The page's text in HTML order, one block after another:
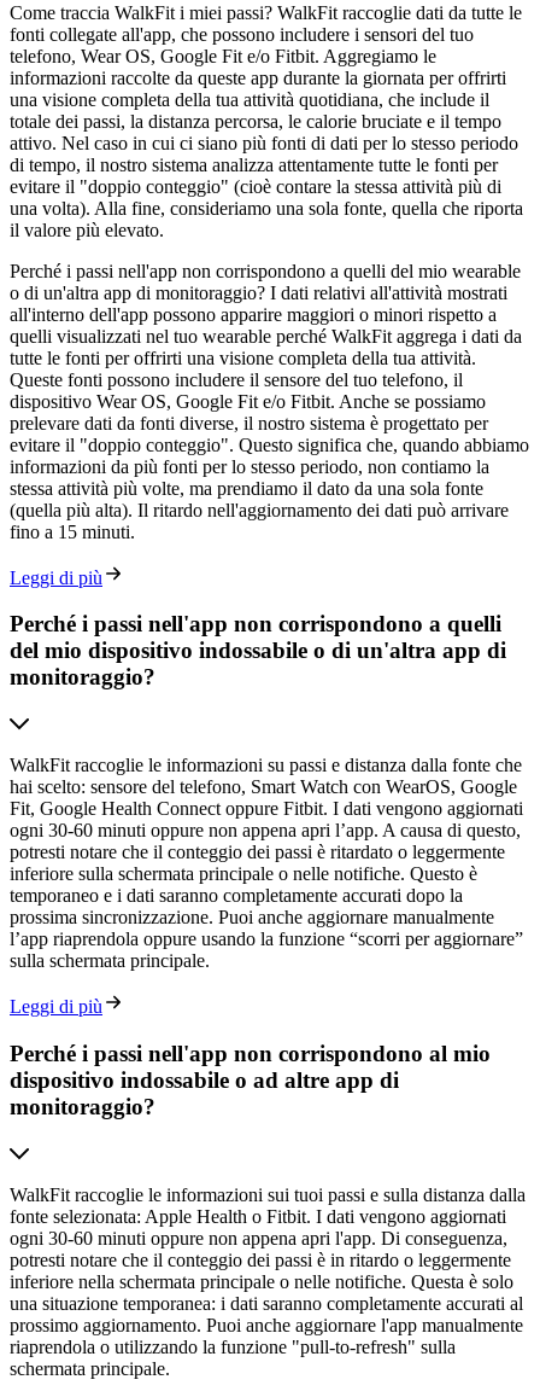
Come traccia WalkFit i miei passi? WalkFit raccoglie dati da tutte le
fonti collegate all'app, che possono includere i sensori del tuo
telefono, Wear OS, Google Fit e/o Fitbit. Aggregiamo le
informazioni raccolte da queste app durante la giornata per offrirti
una visione completa della tua attività quotidiana, che include il
totale dei passi, la distanza percorsa, le calorie bruciate e il tempo
attivo. Nel caso in cui ci siano più fonti di dati per lo stesso periodo
di tempo, il nostro sistema analizza attentamente tutte le fonti per
evitare il "doppio conteggio" (cioè contare la stessa attività più di
una volta). Alla fine, consideriamo una sola fonte, quella che riporta
il valore più elevato.
Perché i passi nell'app non corrispondono a quelli del mio wearable
o di un'altra app di monitoraggio? I dati relativi all'attività mostrati
all'interno dell'app possono apparire maggiori o minori rispetto a
quelli visualizzati nel tuo wearable perché WalkFit aggrega i dati da
tutte le fonti per offrirti una visione completa della tua attività.
Queste fonti possono includere il sensore del tuo telefono, il
dispositivo Wear OS, Google Fit e/o Fitbit. Anche se possiamo
prelevare dati da fonti diverse, il nostro sistema è progettato per
evitare il "doppio conteggio". Questo significa che, quando abbiamo
informazioni da più fonti per lo stesso periodo, non contiamo la
stessa attività più volte, ma prendiamo il dato da una sola fonte
(quella più alta). Il ritardo nell'aggiornamento dei dati può arrivare
fino a 15 minuti.
Leggi di più
Perché i passi nell'app non corrispondono a quelli
del mio dispositivo indossabile o di un'altra app di
monitoraggio?
WalkFit raccoglie le informazioni su passi e distanza dalla fonte che
hai scelto: sensore del telefono, Smart Watch con WearOS, Google
Fit, Google Health Connect oppure Fitbit. I dati vengono aggiornati
ogni 30-60 minuti oppure non appena apri l’app. A causa di questo,
potresti notare che il conteggio dei passi è ritardato o leggermente
inferiore sulla schermata principale o nelle notifiche. Questo è
temporaneo e i dati saranno completamente accurati dopo la
prossima sincronizzazione. Puoi anche aggiornare manualmente
l’app riaprendola oppure usando la funzione “scorri per aggiornare”
sulla schermata principale.
Leggi di più
Perché i passi nell'app non corrispondono al mio
dispositivo indossabile o ad altre app di
monitoraggio?
WalkFit raccoglie le informazioni sui tuoi passi e sulla distanza dalla
fonte selezionata: Apple Health o Fitbit. I dati vengono aggiornati
ogni 30-60 minuti oppure non appena apri l'app. Di conseguenza,
potresti notare che il conteggio dei passi è in ritardo o leggermente
inferiore nella schermata principale o nelle notifiche. Questa è solo
una situazione temporanea: i dati saranno completamente accurati al
prossimo aggiornamento. Puoi anche aggiornare l'app manualmente
riaprendola o utilizzando la funzione "pull-to-refresh" sulla
schermata principale.